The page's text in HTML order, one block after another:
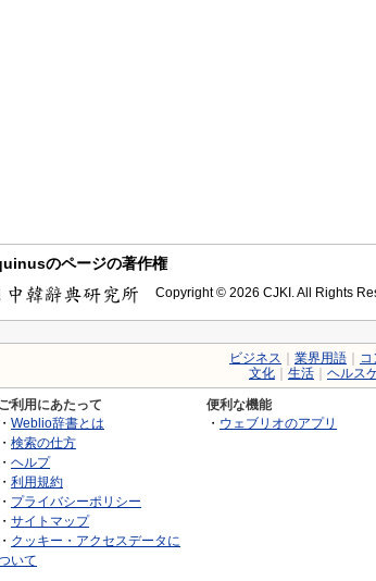
のページの著作権
Copyright © 2026 CJKI. All Rights
ビジネス 業界用語
文化
生活 ヘルス
ご利用にあたって
・ Weblio辞書とは
・ 検索の仕方
・ ヘルプ
・ 利用規約
・ プライバシーポリシー
・ サイトマップ
・ クッキー・アクセスデータに
いて
便利な機能
・ ウェブリオのアプリ